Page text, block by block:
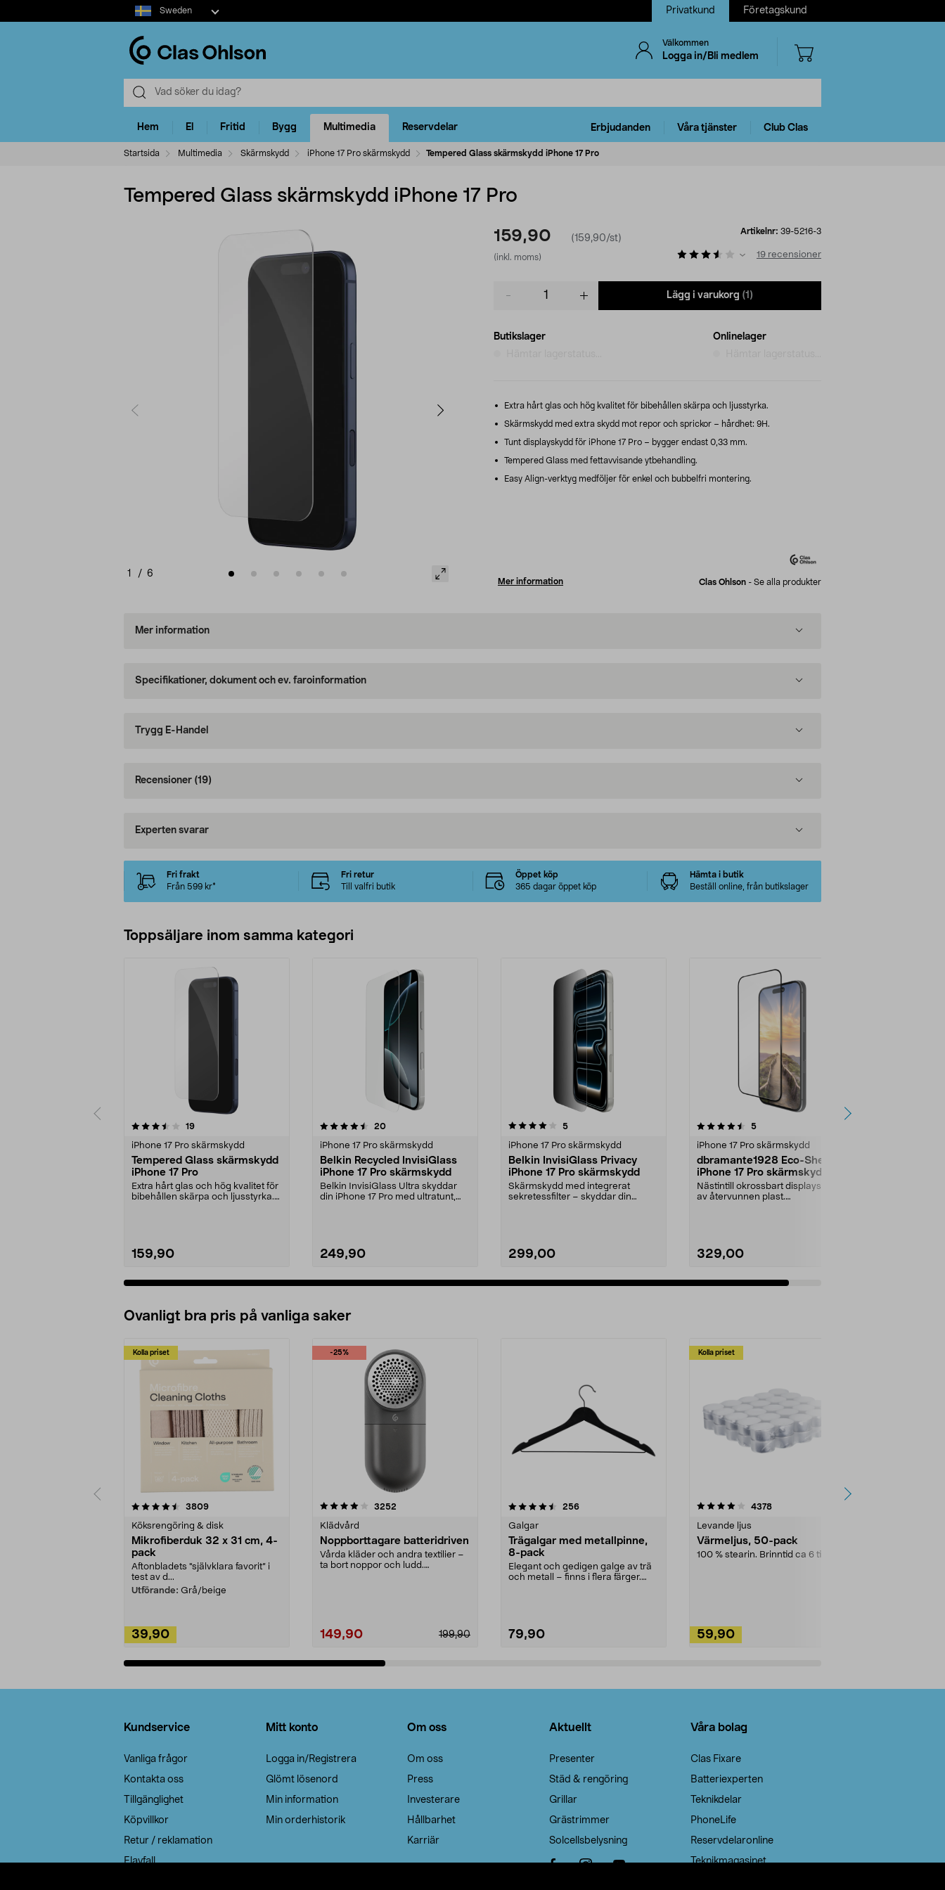
Select
market
Sweden Privatkund Företagskund
Välkommen
Logga in/Bli medlem
Hem El Fritid Bygg Multimedia Reservdelar Erbjudanden Våra tjänster Club Clas
Startsida Multimedia Skärmskydd iPhone 17 Pro skärmskydd Tempered Glass skärmskydd iPhone 17 Pro
Tempered Glass skärmskydd iPhone 17 Pro
1 / 6
159,90 (159,90/st)
(inkl. moms)
Artikelnr: 39-5216-3
19 recensioner
Lägg i varukorg (1)
Butikslager
Onlinelager
Extra hårt glas och hög kvalitet för bibehållen skärpa och ljusstyrka.
Skärmskydd med extra skydd mot repor och sprickor – hårdhet: 9H.
Tunt displayskydd för iPhone 17 Pro – bygger endast 0,33 mm.
Tempered Glass med fettavvisande ytbehandling.
Easy Align-verktyg medföljer för enkel och bubbelfri montering.
Mer information Clas Ohlson - Se alla produkter
Mer information
Specifikationer, dokument och ev. faroinformation
Trygg E-Handel
Recensioner (19)
Experten svarar
Fri frakt
Från 599 kr*
Fri retur
Till valfri butik
Öppet köp
365 dagar öppet köp
Hämta i butik
Beställ online, från butikslager
Toppsäljare inom samma kategori
19recensioner
iPhone 17 Pro skärmskydd
Tempered Glass skärmskydd
iPhone 17 Pro
Extra hårt glas och hög kvalitet för
bibehållen skärpa och ljusstyrka.
159,90
4.5 av 5 stjärnor 20recensioner
iPhone 17 Pro skärmskydd
Belkin Recycled InvisiGlass
iPhone 17 Pro skärmskydd
Belkin InvisiGlass Ultra skyddar
din iPhone 17 Pro med ultratunt,
249,90
4.0 av 5 stjärnor 5recensioner
iPhone 17 Pro skärmskydd
Belkin InvisiGlass Privacy
iPhone 17 Pro skärmskydd
Skärmskydd med integrerat
sekretessfilter – skyddar din
299,00
4.5 av 5 stjärnor 5recensioner
iPhone 17 Pro skärmskydd
dbramante1928 Eco-Sheild
iPhone 17 Pro skärmskydd
Nästintill okrossbart displayskydd
av återvunnen plast.
329,00
Ovanligt bra pris på vanliga saker
Kolla priset
3809recensioner
Köksrengöring & disk
Mikrofiberduk 32 x 31 cm, 4-
pack
Aftonbladets "självklara favorit” i
test av d...
Utförande: Grå/beige
39,90
-25%
4.0av 5 stjärnor 3252
Klädvård
Noppborttagare batteridriven
Vårda kläder och andra textilier –
ta bort noppor och ludd.
199,90
149,90
4.5av 5 stjärnor 256recensioner
Galgar
Trägalgar med metallpinne,
8-pack
Elegant och gedigen galge av trä
och metall – finns i flera färger.
79,90
Kolla priset
4.0av 5 stjärnor 4378recensioner
Levande ljus
Värmeljus, 50-pack
100 % stearin. Brinntid ca 6 tim.
59,90
4.5av 5 stjärnor
Kundservice
Vanliga frågor
Kontakta oss
Tillgänglighet
Köpvillkor
Retur / reklamation
Elavfall
Mitt konto
Logga in/Registrera
Glömt lösenord
Min information
Min orderhistorik
Om oss
Om oss
Press
Investerare
Hållbarhet
Karriär
Aktuellt
Presenter
Städ & rengöring
Grillar
Grästrimmer
Solcellsbelysning
Våra bolag
Clas Fixare
Batteriexperten
Teknikdelar
PhoneLife
Reservdelaronline
Teknikmagasinet